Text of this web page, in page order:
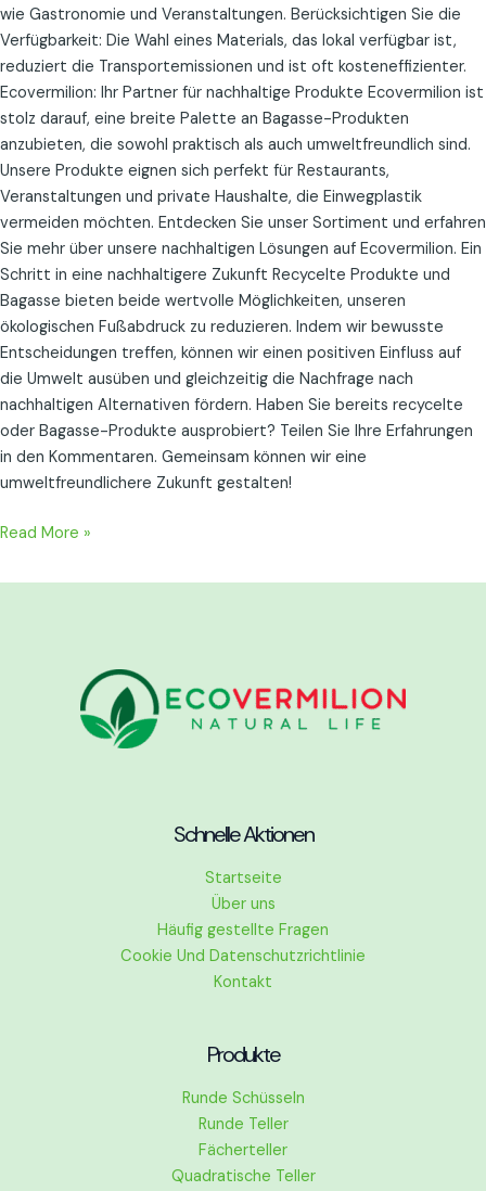
wie Gastronomie und Veranstaltungen. Berücksichtigen Sie die
Verfügbarkeit: Die Wahl eines Materials, das lokal verfügbar ist,
reduziert die Transportemissionen und ist oft kosteneffizienter.
Ecovermilion: Ihr Partner für nachhaltige Produkte Ecovermilion ist
stolz darauf, eine breite Palette an Bagasse-Produkten
anzubieten, die sowohl praktisch als auch umweltfreundlich sind.
Unsere Produkte eignen sich perfekt für Restaurants,
Veranstaltungen und private Haushalte, die Einwegplastik
vermeiden möchten. Entdecken Sie unser Sortiment und erfahren
Sie mehr über unsere nachhaltigen Lösungen auf Ecovermilion. Ein
Schritt in eine nachhaltigere Zukunft Recycelte Produkte und
Bagasse bieten beide wertvolle Möglichkeiten, unseren
ökologischen Fußabdruck zu reduzieren. Indem wir bewusste
Entscheidungen treffen, können wir einen positiven Einfluss auf
die Umwelt ausüben und gleichzeitig die Nachfrage nach
nachhaltigen Alternativen fördern. Haben Sie bereits recycelte
oder Bagasse-Produkte ausprobiert? Teilen Sie Ihre Erfahrungen
in den Kommentaren. Gemeinsam können wir eine
umweltfreundlichere Zukunft gestalten!
Read More »
Schnelle Aktionen
Startseite
Über uns
Häufig gestellte Fragen
Cookie Und Datenschutzrichtlinie
Kontakt
Produkte
Runde Schüsseln
Runde Teller
Fächerteller
Quadratische Teller